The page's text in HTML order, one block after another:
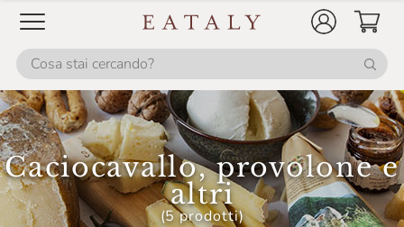
Caciocavallo, provolone e
altri
(5 prodotti)